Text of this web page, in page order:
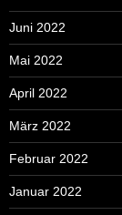
Juni 2022
Mai 2022
April 2022
März 2022
Februar 2022
Januar 2022